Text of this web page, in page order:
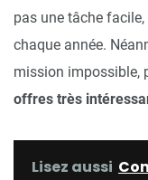
pas une tâche
chaque année.
mission impossible,
offres très
Lisez aussi